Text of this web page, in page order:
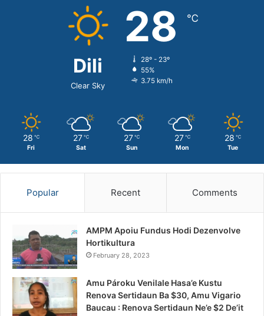
Dili
Clear Sky
28 ℃
28º - 23º
55%
3.75 km/h
28 ℃
Fri
27 ℃
Sat
27 ℃
Sun
27 ℃
Mon
28 ℃
Tue
Popular Recent Comments
AMPM Apoiu Fundus Hodi Dezenvolve
Hortikultura
February 28, 2023
Amu Pároku Venilale Hasa’e Kustu
Renova Sertidaun Ba $30, Amu Vigario
Baucau : Renova Sertidaun Ne’e $2 De’it